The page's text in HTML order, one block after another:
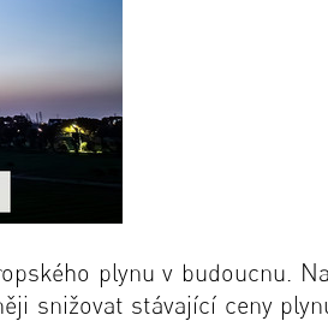
plynu v budoucnu.
snižovat stávající ceny